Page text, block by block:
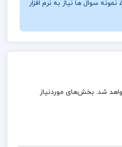
دانشوران ناصري جمعي از
شامل **تست‌های متنوع**
این امکان را
را در زمینه‌های مختلف
خود را شناسایی کنند. هر
است که به
برای باز کردن فایل ZIP نمونه سوال ها نیاز به نرم افزار
شد. بخش‌های موردنیاز